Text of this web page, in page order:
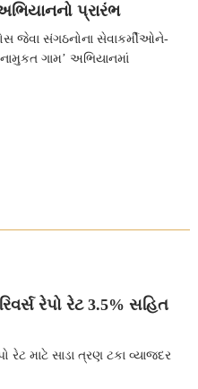
પ્રારંભ
જેવા સંગઠનોના સેવાકર્મીઓને-
ગામ’ અભિયાનમાં
રેપો રેટ 3.5% સહિત
રેટ માટે સાડા ત્રણ ટકા વ્યાજદર